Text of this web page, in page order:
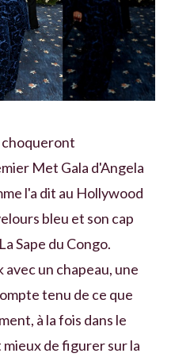
choqueront
Met Gala d'Angela
l'a dit au Hollywood
bleu et son cap
Sape du Congo.
un chapeau, une
tenu de ce que
à la fois dans le
de figurer sur la